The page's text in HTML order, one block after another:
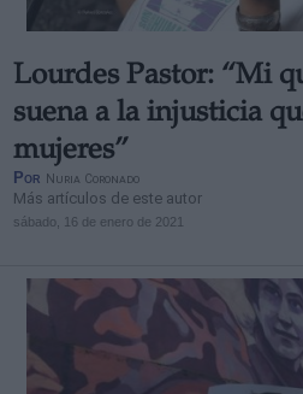
Lourdes Pastor: “Mi
suena a la injusticia
mujeres”
Por Nuria Coronado
Más artículos de este autor
sábado, 16 de enero de 2021